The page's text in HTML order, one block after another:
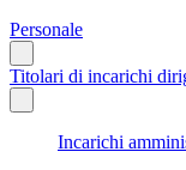
Personale
Titolari di incarichi
Incarichi